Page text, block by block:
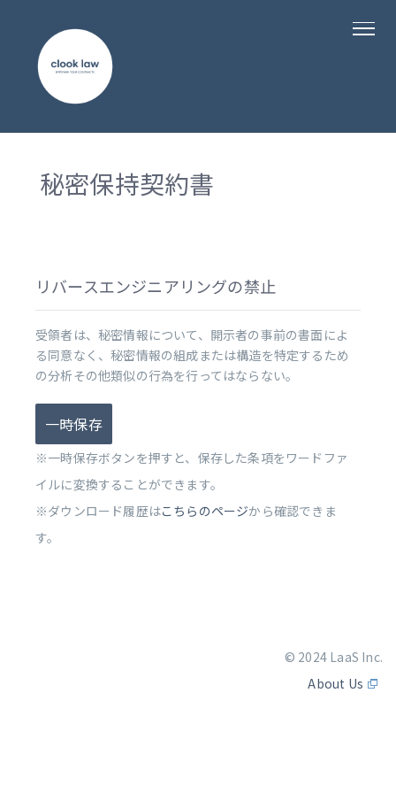
秘密保持契約書
リバースエンジニアリングの禁止
受領者は、秘密情報について、開示者の事前の書面によ
る同意なく、秘密情報の組成または構造を特定するため
の分析その他類似の行為を行ってはならない。
一時保存
※一時保存ボタンを押すと、保存した条項をワードファ
イルに変換することができます。
※ダウンロード履歴はこちらのページから確認できま
す。
© 2024 LaaS Inc.
About Us